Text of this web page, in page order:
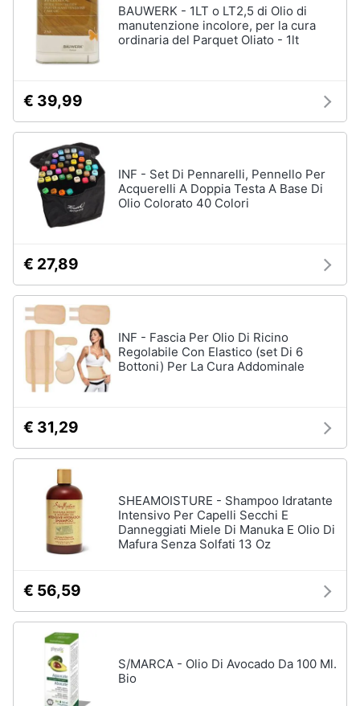
Brico
e
Giardinaggio
e
igiene
Beauty
Giocattoli
infanzia
Fotografia
Casalinghi
Abbigliamento
Sport
Animali
Motori
cd
dvd
Festività
e
ricorrenze
orale
Spazzolino
elettrico
Spazzolino
elettrico
Idropulsore
tutti
Epilazione
rasatura
epil
Rasoio
elettrico
depilatoria
Regolabarba
Manicure
pedicure
Smalto
semipermanente
BAUWERK - 1LT o LT2,5 di Olio di
manutenzione incolore, per la cura
ordinaria del Parquet Oliato - 1lt
€ 39,99
INF - Set Di Pennarelli, Pennello Per
Acquerelli A Doppia Testa A Base Di
Olio Colorato 40 Colori
€ 27,89
INF - Fascia Per Olio Di Ricino
Regolabile Con Elastico (set Di 6
Bottoni) Per La Cura Addominale
€ 31,29
SHEAMOISTURE - Shampoo Idratante
Intensivo Per Capelli Secchi E
Danneggiati Miele Di Manuka E Olio Di
Mafura Senza Solfati 13 Oz
€ 56,59
S/MARCA - Olio Di Avocado Da 100 Ml.
Bio